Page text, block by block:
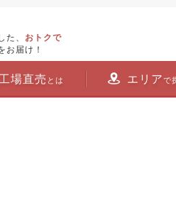
た、 おトクで
お届け！
工場直売 とは エリアで